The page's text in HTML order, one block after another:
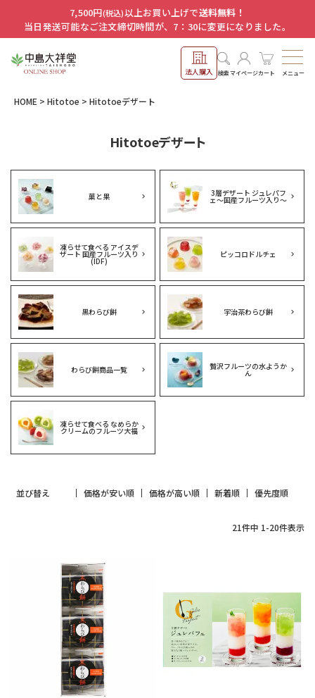
7,500円(税込)以上お買い上げで送料無料！
当日発送可能なご注文締切時間が、7：30に変更になりました。
法人購入 検索マイページカート メニュー
HOME Hitotoe Hitotoeデザート
Hitotoeデザート
菓と果 3層デザート ジュレパフ
ェ～国産フルーツ入り～
凍らせて食べる アイスデ
ザート 国産フルーツ入り
(IDF)
ピッコロドルチェ
黒わらび餅 宇治茶わらび餅
わらび餅商品一覧 贅沢フルーツの水ようか
ん
凍らせて食べる なめらか
クリームのフルーツ大福
並び替え 価格が安い順 価格が高い順 新着順 優先度順
21件中 1-20件表示